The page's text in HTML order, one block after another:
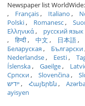
Newspaper list WorldWide:
Français
Italiano
Polski
Romanesc
Ελληνικά
русский язык
हिन्दी
中文 日本語
Беларуская
Български
Nederlandse
Eesti
Íslenska
Gaeilge
Српски
Slovenčina
ייִדיש
Հայերեն
ayisyen